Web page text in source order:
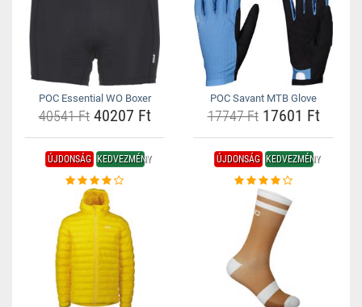
POC Essential WO Boxer
40541 Ft40207 Ft
POC Savant MTB Glove
17747 Ft17601 Ft
ÚJDONSÁG KEDVEZMÉNY ÚJDONSÁG KEDVEZMÉNY